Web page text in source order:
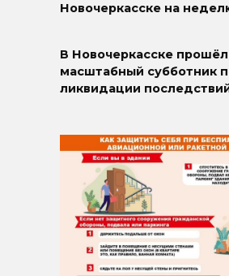
Новочеркасске на
В Новочеркасске прошёл
масштабный субботник
ликвидации